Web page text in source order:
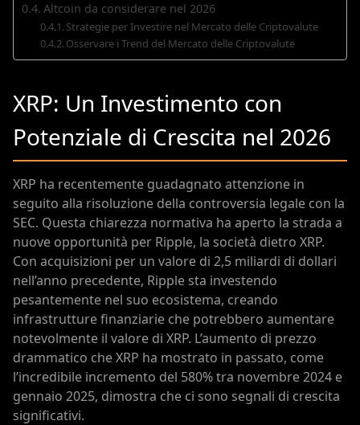
Altcoin da considerare nel 2026
Strategie per Investire nel Mercato delle Criptovalute
Osservare i Trend del Mercato delle Criptovalute
XRP: Un Investimento con
Potenziale di Crescita nel 2026
XRP ha recentemente guadagnato attenzione in
seguito alla risoluzione della controversia legale con la
SEC. Questa chiarezza normativa ha aperto la strada a
nuove opportunità per Ripple, la società dietro XRP.
Con acquisizioni per un valore di 2,5 miliardi di dollari
nell’anno precedente, Ripple sta investendo
pesantemente nel suo ecosistema, creando
infrastrutture finanziarie che potrebbero aumentare
notevolmente il valore di XRP. L’aumento di prezzo
drammatico che XRP ha mostrato in passato, come
l’incredibile incremento del 580% tra novembre 2024 e
gennaio 2025, dimostra che ci sono segnali di crescita
significativi.